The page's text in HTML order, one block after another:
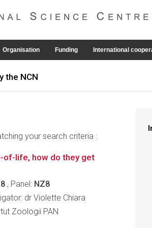
Organisation Funding International
the NCN
your search criteria :
of-life, how do they get
, Panel: NZ8
dr Violette Chiara
Zoologii PAN